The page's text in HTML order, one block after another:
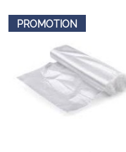
PROMOTION